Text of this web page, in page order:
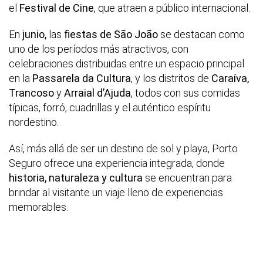
el Festival de Cine, que atraen a público internacional.
En junio, las fiestas de São João se destacan como
uno de los períodos más atractivos, con
celebraciones distribuidas entre un espacio principal
en la Passarela da Cultura, y los distritos de Caraíva,
TrancosoyArraial d’Ajuda, todos con sus comidas
típicas, forró, cuadrillas y el auténtico espíritu
nordestino.
Así, más allá de ser un destino de sol y playa, Porto
Seguro ofrece una experiencia integrada, donde
historia, naturaleza y cultura se encuentran para
brindar al visitante un viaje lleno de experiencias
memorables.